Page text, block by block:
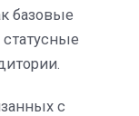
базовые
с